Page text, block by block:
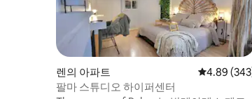
렌의 아파트 평점 4.89
4.89
팔마 스튜디오 하이퍼센터